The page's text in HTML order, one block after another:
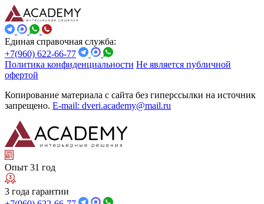
Единая справочная служба:
+7(960) 622-66-77
Политика конфиденциальности Не является публичной
офертой
Копирование материала с сайта без гиперссылки на источник
запрещено. E-mail: dveri.academy@mail.ru
Опыт 31 год
3 года гарантии